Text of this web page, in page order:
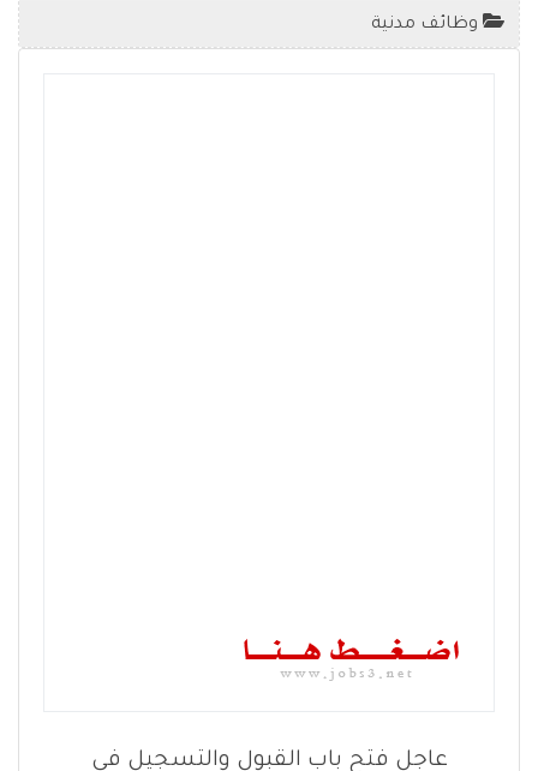
وظائف مدنية
عاجل فتح باب القبول والتسجيل في